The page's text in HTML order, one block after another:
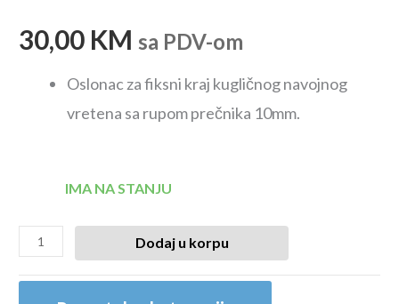
30,00 KM sa PDV-om
Oslonac za fiksni kraj kugličnog navojnog
vretena sa rupom prečnika 10mm.
IMA NA STANJU
Dodaj u korpu